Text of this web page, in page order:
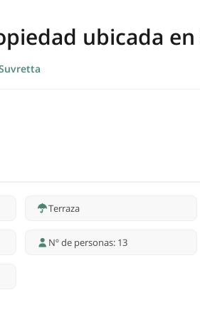
ubicada
Terraza
Nº de personas: 13